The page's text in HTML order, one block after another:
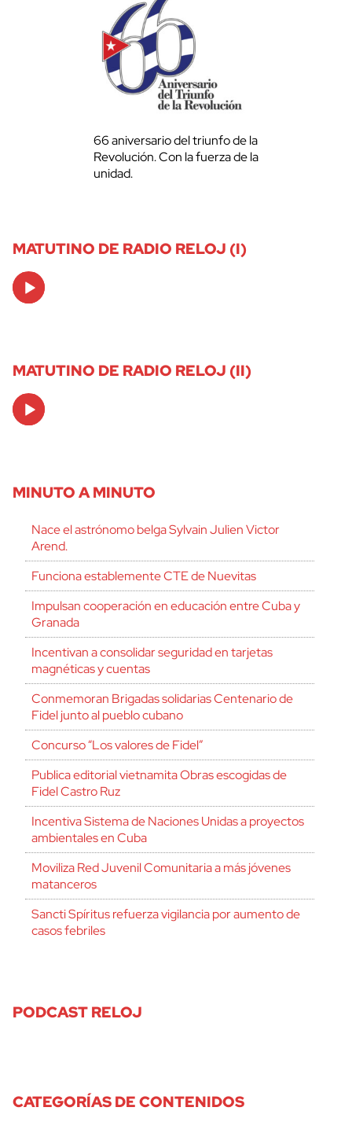
66 aniversario del triunfo de la
Revolución. Con la fuerza de la
unidad.
MATUTINO DE RADIO RELOJ (I)
Audio
Player
MATUTINO DE RADIO RELOJ (II)
Audio
Player
MINUTO A MINUTO
Nace el astrónomo belga Sylvain Julien Victor
Arend.
Funciona establemente CTE de Nuevitas
Impulsan cooperación en educación entre Cuba y
Granada
Incentivan a consolidar seguridad en tarjetas
magnéticas y cuentas
Conmemoran Brigadas solidarias Centenario de
Fidel junto al pueblo cubano
Concurso “Los valores de Fidel”
Publica editorial vietnamita Obras escogidas de
Fidel Castro Ruz
Incentiva Sistema de Naciones Unidas a proyectos
ambientales en Cuba
Moviliza Red Juvenil Comunitaria a más jóvenes
matanceros
Sancti Spíritus refuerza vigilancia por aumento de
casos febriles
PODCAST RELOJ
CATEGORÍAS DE CONTENIDOS